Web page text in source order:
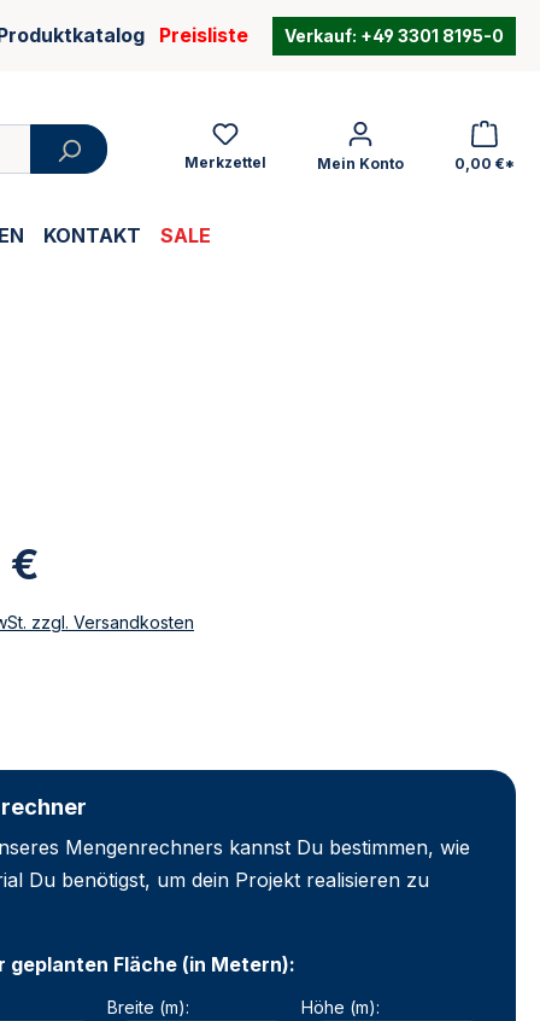
Preisliste Verkauf: +49 3301 8195-0
Merkzettel Mein Konto 0,00 €*
KONTAKT SALE
€
zzgl. Versandkosten
Mengenrechners kannst Du bestimmen, wie
Du benötigst, um dein Projekt realisieren zu
geplanten Fläche (in Metern):
Breite (m): Höhe (m):